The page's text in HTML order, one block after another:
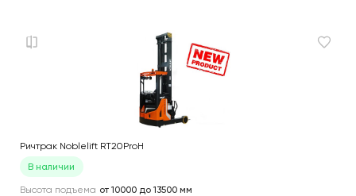
Ричтрак Noblelift RT20ProH
В наличии
Высота подъема от 10000 до 13500 мм